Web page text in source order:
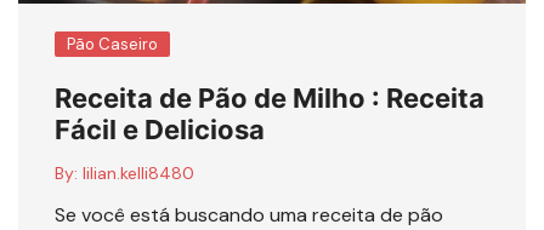
Pão Caseiro
Receita de Pão de Milho : Receita
Fácil e Deliciosa
By: lilian.kelli8480
Se você está buscando uma receita de pão